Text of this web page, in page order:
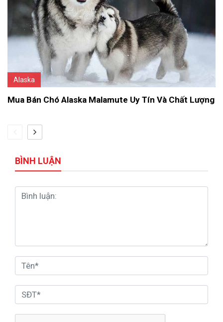
Alaska
Mua Bán Chó Alaska Malamute Uy Tín Và Chất Lượng
BÌNH LUẬN